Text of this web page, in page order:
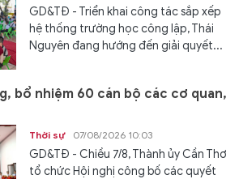
GD&TĐ - Triển khai công tác sắp xếp
hệ thống trường học công lập, Thái
Nguyên đang hướng đến giải quyết...
bổ nhiệm 60 cán bộ các cơ quan,
Thời sự 07/08/2026 10:03
GD&TĐ - Chiều 7/8, Thành ủy Cần Thơ
tổ chức Hội nghị công bố các quyết